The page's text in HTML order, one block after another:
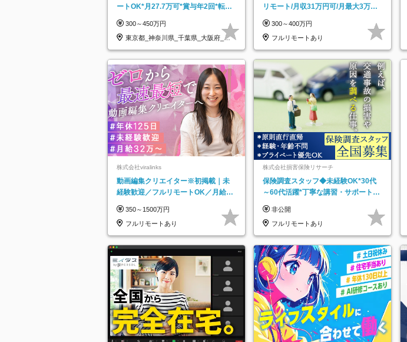
ートOK*月27.7万可*賞与年2回*転勤
300～450万円
東京都_神奈川県_千葉県_大阪府_愛
知県…
リモート/月収31万円可/月最大3万の
300～400万円
フルリモートあり
株式会社viralinks
動画編集クリエイター※初掲載｜未
経験歓迎／フルリモートOK／月給32
350～1500万円
フルリモートあり
株式会社損害保険リサーチ
保険調査スタッフ◆未経験OK*30代
～60代活躍*丁寧な講習・サポートあ
託
非公開
フルリモートあり